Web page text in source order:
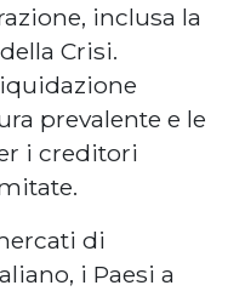
inclusa la
Crisi.
prevalente e le
i creditori
di
i Paesi a